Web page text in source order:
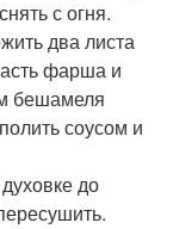
с огня.
два листа
фарша и
бешамеля
соусом и
до